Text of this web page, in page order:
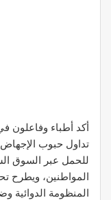
أكد أطباء وفاعلون
تداول حبوب الإجهاض
للحمل عبر السوق
المواطنين، ويطرح
المنظومة الدوائية